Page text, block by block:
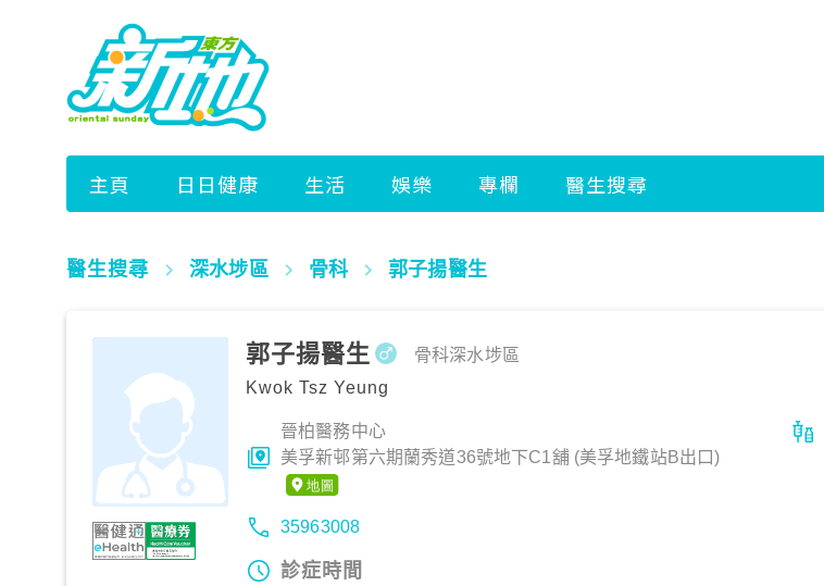
醫生搜尋 深水埗區 骨科 郭子揚醫生
郭子揚醫生
Kwok Tsz Yeung
骨科深水埗區
晉柏醫務中心
美孚新邨第六期蘭秀道36號地下C1舖 (美孚地鐵站B出口)
35963008
診症時間